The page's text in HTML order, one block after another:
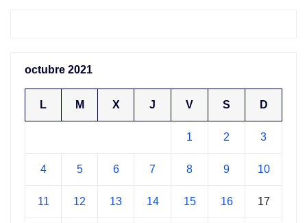
octubre 2021
L M X J V S D
1 2 3
4 5 6 7 8 9 10
11 12 13 14 15 16 17